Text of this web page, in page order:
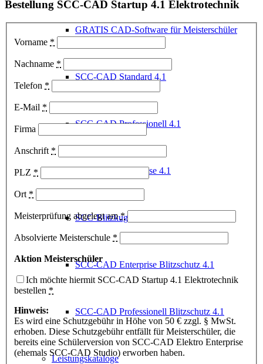
GRATIS CAD-Software für Meisterschüler
SCC-CAD Standard 4.1
SCC-CAD Professionell 4.1
SCC-CAD Enterprise 4.1
SCC-Blitzkugelverfahren
SCC-CAD Enterprise Blitzschutz 4.1
SCC-CAD Professionell Blitzschutz 4.1
Leistungskataloge
Bestellung SCC-CAD Startup 4.1 Elektrotechnik
Vorname *
Nachname *
Telefon *
E-Mail *
Firma
Anschrift *
PLZ *
Ort *
Meisterprüfung abgelegt am*
Absolvierte Meisterschule *
Aktion Meisterschüler
Ich möchte hiermit SCC-CAD Startup 4.1 Elektrotechnik
bestellen *
Hinweis:
Es wird eine Schutzgebühr in Höhe von 50 € zzgl. § MwSt.
erhoben. Diese Schutzgebühr entfällt für Meisterschüler, die
bereits eine Schülerversion von SCC-CAD Elektro Enterprise
(ehemals SCC-CAD Studio) erworben haben.